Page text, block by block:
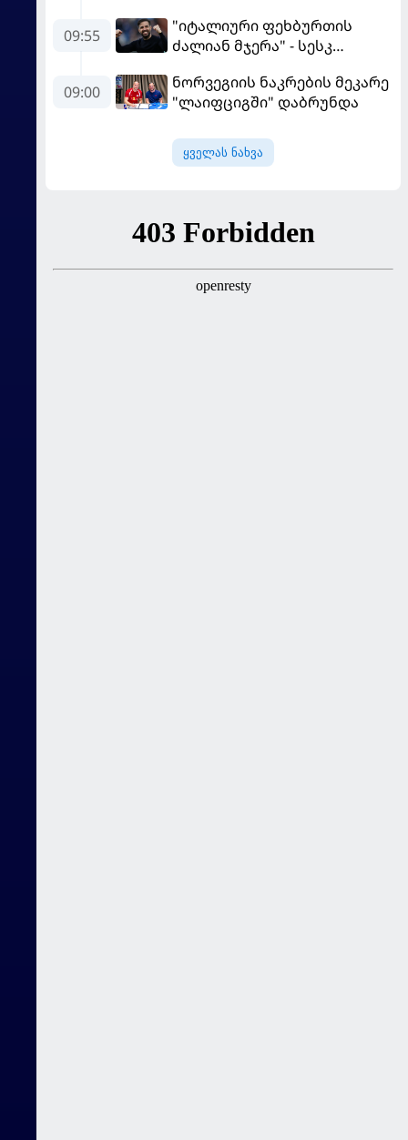
09:55
"იტალიური ფეხბურთის
ძალიან მჯერა" - სესკ
09:00
ნორვეგიის ნაკრების მეკარე
"ლაიფციგში" დაბრუნდა
ყველას ნახვა